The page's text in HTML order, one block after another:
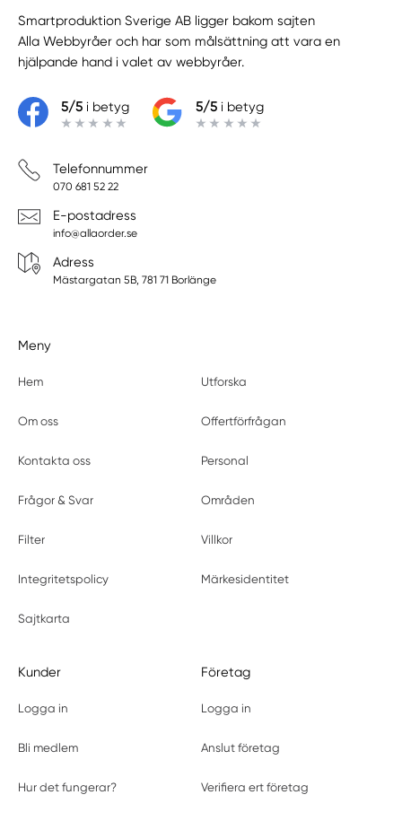
Smartproduktion Sverige AB ligger bakom sajten
Alla Webbyråer och har som målsättning att vara en
hjälpande hand i valet av webbyråer.
5/5i betyg 5/5i betyg
Telefonnummer
070 681 52 22
E-postadress
info@allaorder.se
Adress
Mästargatan 5B, 781 71 Borlänge
Meny
Hem Utforska
Om oss Offertförfrågan
Kontakta oss Personal
Frågor & Svar Områden
Filter Villkor
Integritetspolicy Märkesidentitet
Sajtkarta
Kunder
Logga in
Bli medlem
Hur det fungerar?
Företag
Logga in
Anslut företag
Verifiera ert företag